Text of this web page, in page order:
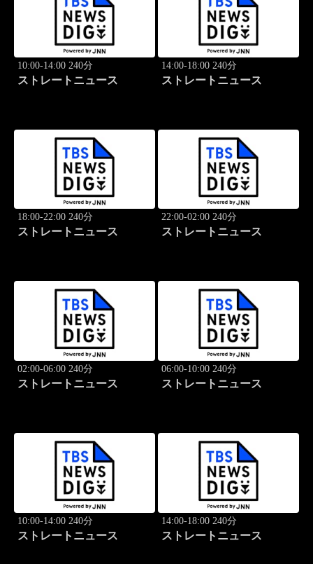
10:00-14:00 240分
ストレートニュース
14:00-18:00 240分
ストレートニュース
18:00-22:00 240分
ストレートニュース
22:00-02:00 240分
ストレートニュース
02:00-06:00 240分
ストレートニュース
06:00-10:00 240分
ストレートニュース
10:00-14:00 240分
ストレートニュース
14:00-18:00 240分
ストレートニュース